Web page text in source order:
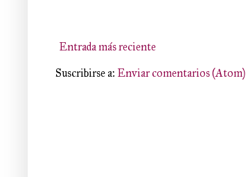
Entrada más reciente
Suscribirse a: Enviar comentarios (Atom)